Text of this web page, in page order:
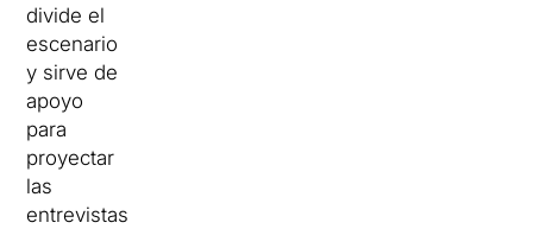
divide el
escenario
y sirve de
apoyo
para
proyectar
las
entrevistas